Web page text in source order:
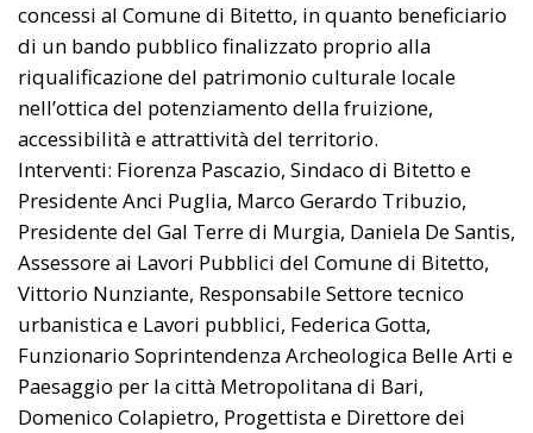
concessi al Comune di Bitetto, in quanto beneficiario
di un bando pubblico finalizzato proprio alla
riqualificazione del patrimonio culturale locale
nell’ottica del potenziamento della fruizione,
accessibilità e attrattività del territorio.
Interventi: Fiorenza Pascazio, Sindaco di Bitetto e
Presidente Anci Puglia, Marco Gerardo Tribuzio,
Presidente del Gal Terre di Murgia, Daniela De Santis,
Assessore ai Lavori Pubblici del Comune di Bitetto,
Vittorio Nunziante, Responsabile Settore tecnico
urbanistica e Lavori pubblici, Federica Gotta,
Funzionario Soprintendenza Archeologica Belle Arti e
Paesaggio per la città Metropolitana di Bari,
Domenico Colapietro, Progettista e Direttore dei